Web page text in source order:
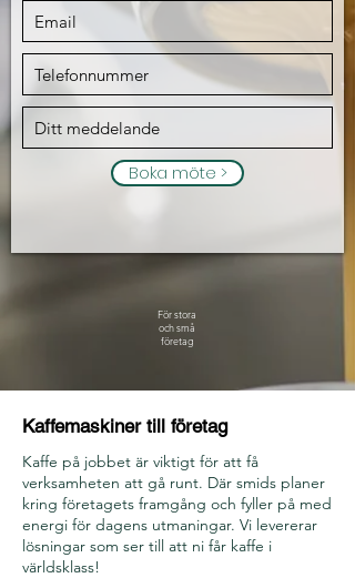
Boka möte >
För stora
och små
företag
Kaffemaskiner till företag
Kaffe på jobbet är viktigt för att få
verksamheten att gå runt. Där smids planer
kring företagets framgång och fyller på med
energi för dagens utmaningar. Vi levererar
lösningar som ser till att ni får kaffe i
världsklass!